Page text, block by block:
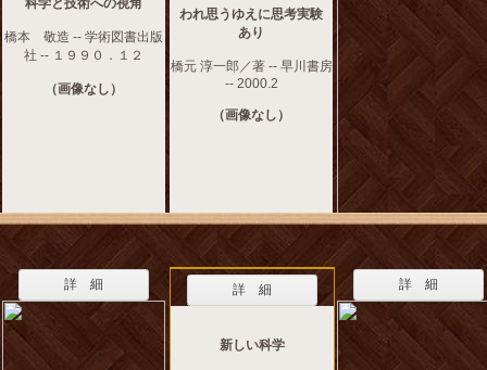
科学と技術への視角
橋本 敬造 -- 学術図書出版
社 -- １９９０．１２
（画像なし）
われ思うゆえに思考実験
あり
橋元 淳一郎／著 -- 早川書房
-- 2000.2
（画像なし）
詳 細 詳 細
新しい科学
詳 細